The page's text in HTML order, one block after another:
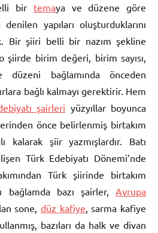
bir temaya ve düzene göre
yapıları oluşturduklarını
Bir şiiri belli bir nazım şekline
şiirde birim değeri, birim sayısı,
bağlamında önceden
bağlı kalmayı gerektirir. Hem
şairleri yüzyıllar boyunca
önce belirlenmiş birtakım
kalarak şiir yazmışlardır. Batı
Türk Edebiyatı Dönemi’nde
Türk şiirinde birtakım
bağlamda bazı şairler, Avrupa
sone, düz kafiye , sarma kafiye
bazıları da halk ve divan